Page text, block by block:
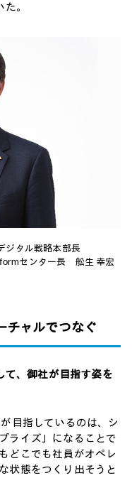
。
ジタル戦略本部長
センター長 舩生 幸宏
チャルでつなぐ
て、御社が目指す姿を
目指しているのは、シ
ライズ」になることで
どこでも社員がオペレ
状態をつくり出そうと